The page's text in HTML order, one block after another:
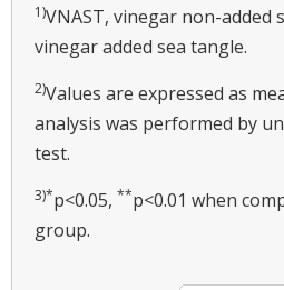
1)VNAST, vinegar non-added
vinegar added sea tangle.
2)Values are expressed as
analysis was performed by
test.
3)*p<0.05, **p<0.01 when
group.